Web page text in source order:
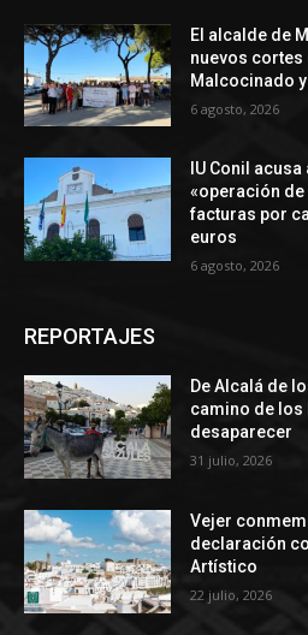
El alcalde de
nuevos cortes
Malcocinado
6 agosto, 2026
IU Conil
«operación
facturas por
euros
6 agosto, 2026
REPORTAJES
De Alcalá de
camino de los
desaparecer
31 julio, 2026
Vejer
declaración
Artístico
22 julio, 2026